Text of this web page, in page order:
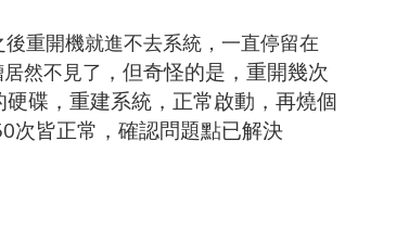
重開機就進不去系統，一直停留在
然不見了 ，但奇怪的是，重開幾次
碟，重建系統，正常啟動，再燒個
次皆正常，確認問題點已解決